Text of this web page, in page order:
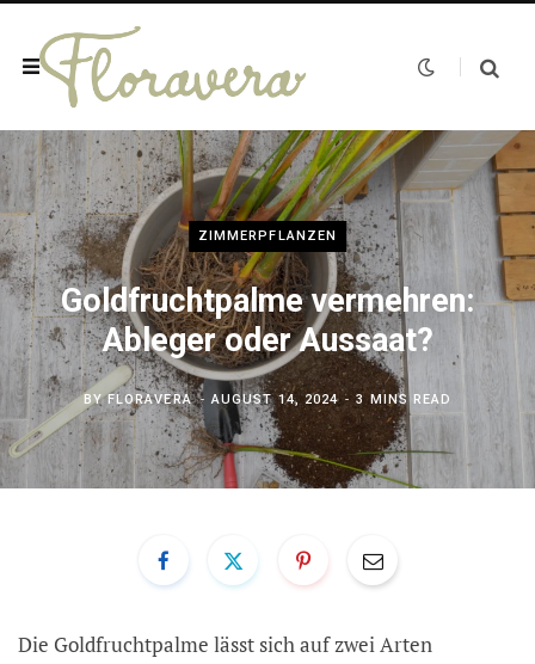
ZIMMERPFLANZEN
Goldfruchtpalme vermehren:
Ableger oder Aussaat?
BYFLORAVERA AUGUST 14, 2024 3 MINS READ
Die Goldfruchtpalme lässt sich auf zwei Arten